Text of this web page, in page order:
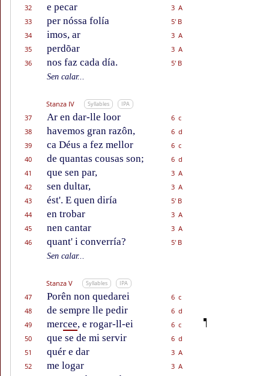
32
e pecar
3 A
33
per nóssa folía
5' B
34
imos, ar
3 A
35
perdõar
3 A
36
nos faz cada día.
5' B
Sen calar...
Stanza IV Syllables IPA
37 Ar en dar-lle loor
6 c
38
havemos gran razôn,
6 d
39
ca Déus a fez mellor
6 c
40
de quantas cousas son;
6 d
41
que sen par,
3 A
42
sen dultar,
3 A
43
ést'. E quen diría
5' B
44
en trobar
3 A
45
nen cantar
3 A
46
quant' i converría?
5' B
Sen calar...
Stanza V Syllables IPA
47 Porên non quedarei
6 c
48
de sempre lle pedir
6 d
49
mercee, e rogar-ll-ei
6 c
50
que se de mi servir
6 d
51
quér e dar
3 A
52
me logar
3 A